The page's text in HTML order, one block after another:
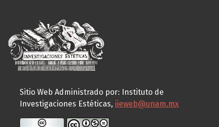
Sitio Web Administrado por: Instituto de
Investigaciones Estéticas, iieweb@unam.mx